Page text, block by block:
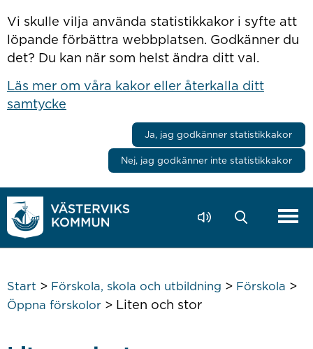
Vi skulle vilja använda statistikkakor i syfte att
löpande förbättra webbplatsen. Godkänner du
det? Du kan när som helst ändra ditt val.
Läs mer om våra kakor eller återkalla ditt
samtycke
Ja, jag godkänner statistikkakor
Nej, jag godkänner inte statistikkakor
Start > Förskola, skola och utbildning > Förskola >
Öppna förskolor> Liten och stor